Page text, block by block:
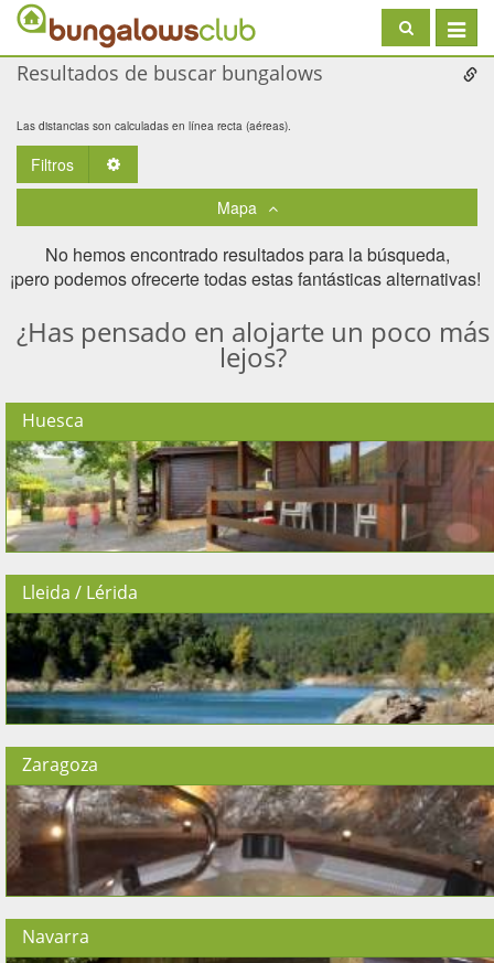
Toggle
Resultados de buscar bungalows
Las distancias son calculadas en línea recta (aéreas).
Filtros
Mapa
No hemos encontrado resultados para la búsqueda,
¡pero podemos ofrecerte todas estas fantásticas alternativas! ​
¿Has pensado en alojarte un poco más
lejos?
Huesca
Lleida / Lérida
Zaragoza
Navarra